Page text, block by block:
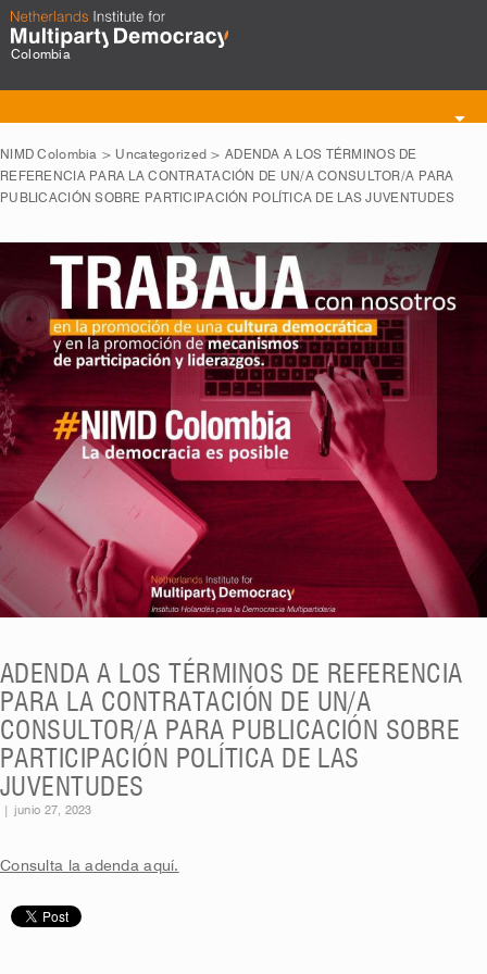
Colombia
Toggle
navigation
NIMD Colombia > Uncategorized > ADENDA A LOS TÉRMINOS DE
REFERENCIA PARA LA CONTRATACIÓN DE UN/A CONSULTOR/A PARA
PUBLICACIÓN SOBRE PARTICIPACIÓN POLÍTICA DE LAS JUVENTUDES
ADENDA A LOS TÉRMINOS DE REFERENCIA
PARA LA CONTRATACIÓN DE UN/A
CONSULTOR/A PARA PUBLICACIÓN SOBRE
PARTICIPACIÓN POLÍTICA DE LAS
JUVENTUDES
junio 27, 2023
Consulta la adenda aquí.